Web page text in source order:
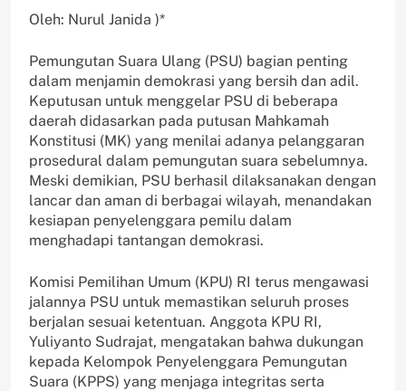
Oleh: Nurul Janida )*
Pemungutan Suara Ulang (PSU) bagian penting
dalam menjamin demokrasi yang bersih dan adil.
Keputusan untuk menggelar PSU di beberapa
daerah didasarkan pada putusan Mahkamah
Konstitusi (MK) yang menilai adanya pelanggaran
prosedural dalam pemungutan suara sebelumnya.
Meski demikian, PSU berhasil dilaksanakan dengan
lancar dan aman di berbagai wilayah, menandakan
kesiapan penyelenggara pemilu dalam
menghadapi tantangan demokrasi.
Komisi Pemilihan Umum (KPU) RI terus mengawasi
jalannya PSU untuk memastikan seluruh proses
berjalan sesuai ketentuan. Anggota KPU RI,
Yuliyanto Sudrajat, mengatakan bahwa dukungan
kepada Kelompok Penyelenggara Pemungutan
Suara (KPPS) yang menjaga integritas serta